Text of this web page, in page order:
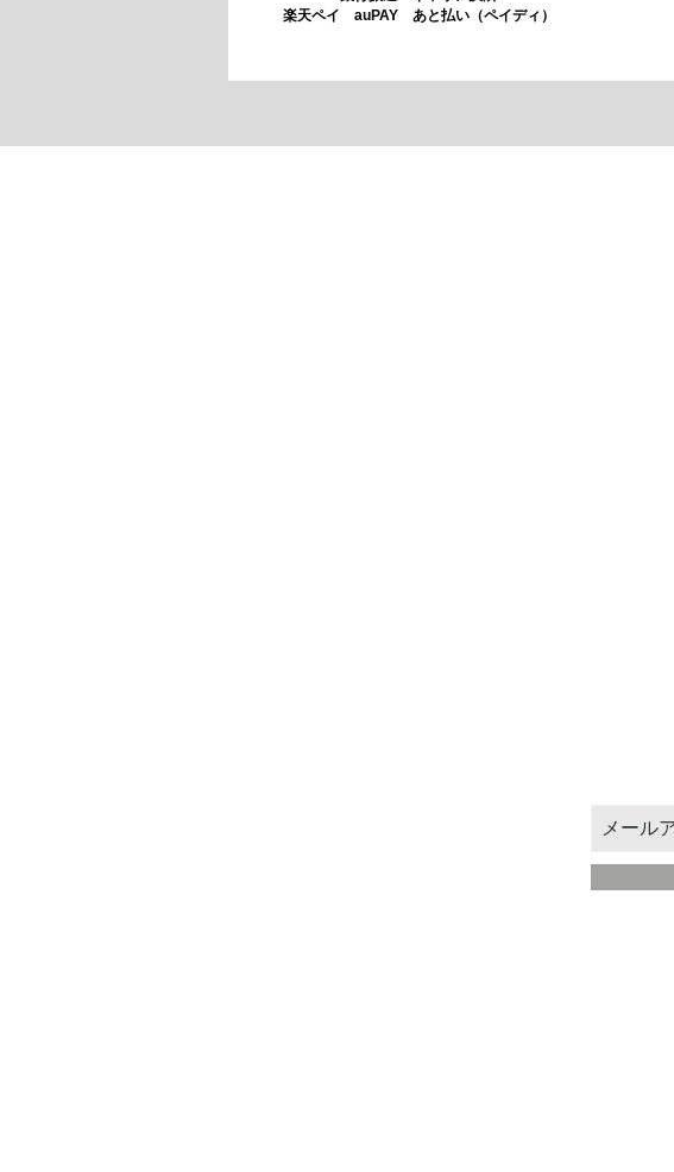
​楽天ペイ auPAY あと払い（ペイディ）